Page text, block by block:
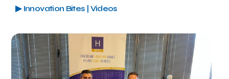
▶ Innovation Bites | Videos